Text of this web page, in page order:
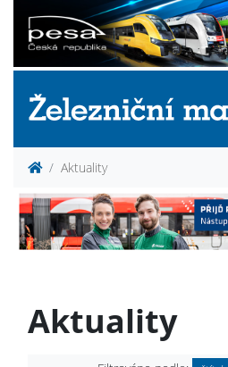
Aktuality
Aktuality